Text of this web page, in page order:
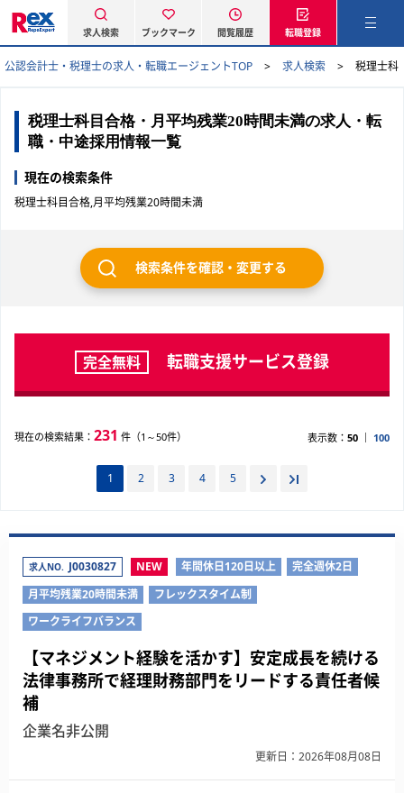
求人検索 ブックマーク 閲覧履歴 転職登録
公認会計士・税理士の求人・転職エージェントTOP 求人検索 税理士科
税理士科目合格・月平均残業20時間未満の求人・転
職・中途採用情報一覧
現在の検索条件
税理士科目合格,月平均残業20時間未満
検索条件を確認・変更する
完全無料 転職支援サービス登録
現在の検索結果： 231 件（1～50件） 表示数： 50 100
1 2 3 4 5
求人NO. J0030827 NEW 年間休日120日以上
完全週休2日
月平均残業20時間未満
フレックスタイム制
ワークライフバランス
【マネジメント経験を活かす】安定成長を続ける
法律事務所で経理財務部門をリードする責任者候
補
企業名非公開
更新日：2026年08月08日